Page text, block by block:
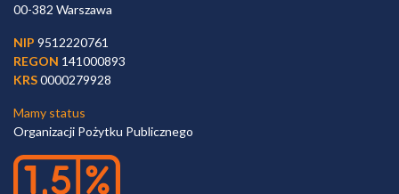
00-382 Warszawa
NIP 9512220761
REGON 141000893
KRS0000279928
Mamy status
Organizacji Pożytku Publicznego